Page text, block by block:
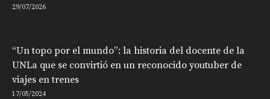
29/07/2026
“Un topo por el mundo”: la historia del docente de la
UNLa que se convirtió en un reconocido youtuber de
viajes en trenes
17/05/2024